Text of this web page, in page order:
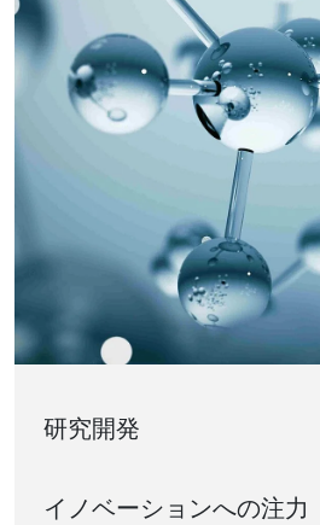
研究開発
イノベーションへの注力